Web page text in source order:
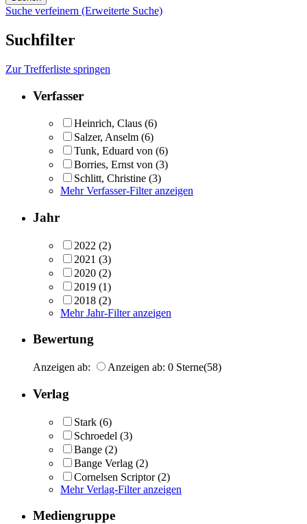
Suche verfeinern (Erweiterte Suche)
Suchfilter
Zur Trefferliste springen
Verfasser
Heinrich, Claus (6)
Salzer, Anselm (6)
Tunk, Eduard von (6)
Borries, Ernst von (3)
Schlitt, Christine (3)
Mehr Verfasser-Filter anzeigen
Jahr
2022 (2)
2021 (3)
2020 (2)
2019 (1)
2018 (2)
Mehr Jahr-Filter anzeigen
Bewertung
Anzeigen ab: Anzeigen ab: 0 Sterne(58)
Verlag
Stark (6)
Schroedel (3)
Bange (2)
Bange Verlag (2)
Cornelsen Scriptor (2)
Mehr Verlag-Filter anzeigen
Mediengruppe